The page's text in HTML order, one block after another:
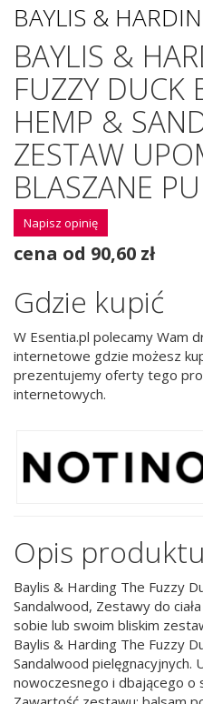
BAYLIS &
BAYLIS &
FUZZY DUCK
HEMP &
ZESTAW
BLASZANE
Napisz opinię
cena od 90,60 zł
Gdzie kupić
W Esentia.pl polecamy Wam
internetowe gdzie możesz
prezentujemy oferty tego
internetowych.
Opis produktu
Baylis & Harding The Fuzzy
Sandalwood, Zestawy do
sobie lub swoim bliskim
Baylis & Harding The Fuzzy
Sandalwood pielęgnacyjnych.
nowoczesnego i dbającego o